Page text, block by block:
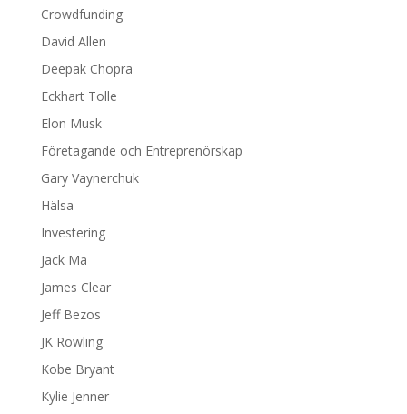
Crowdfunding
David Allen
Deepak Chopra
Eckhart Tolle
Elon Musk
Företagande och Entreprenörskap
Gary Vaynerchuk
Hälsa
Investering
Jack Ma
James Clear
Jeff Bezos
JK Rowling
Kobe Bryant
Kylie Jenner